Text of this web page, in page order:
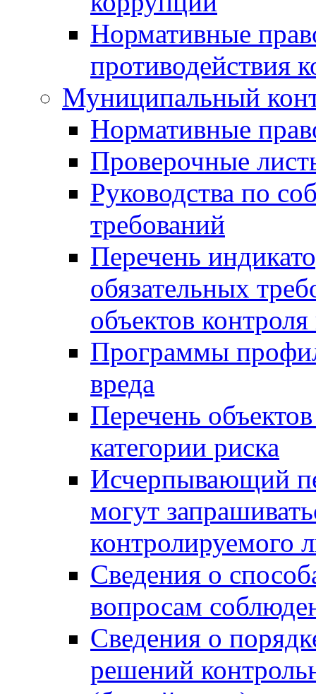
Нормативные
противодействия
Муниципальный
Нормативные
Проверочные
Руководства по
требований
Перечень
обязательных
объектов
Программы
вреда
Перечень
категории риска
Исчерпывающий
могут
контролируемого
Сведения о
вопросам
Сведения о
решений